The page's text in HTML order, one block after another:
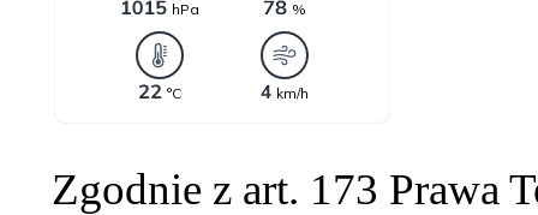
Zgodnie z art. 173 Prawa